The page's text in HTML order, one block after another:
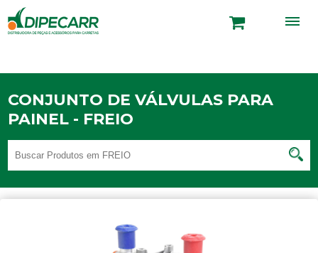
CONJUNTO DE VÁLVULAS PARA
PAINEL - FREIO